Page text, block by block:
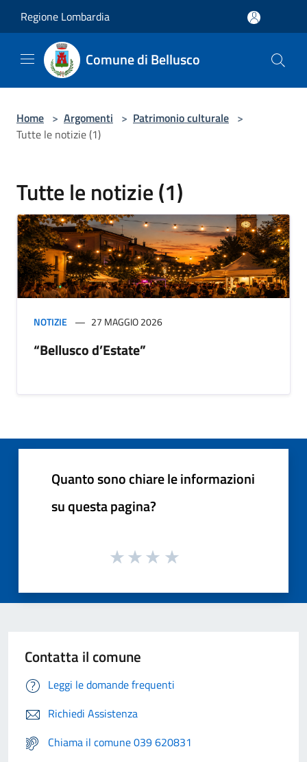
Regione Lombardia
Comune di Bellusco
Home > Argomenti > Patrimonio culturale >
Tutte le notizie (1)
Tutte le notizie (1)
NOTIZIE 27 MAGGIO 2026
“Bellusco d’Estate”
Quanto sono chiare le informazioni
su questa pagina?
Contatta il comune
Leggi le domande frequenti
Richiedi Assistenza
Chiama il comune 039 620831